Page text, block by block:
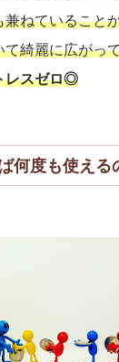
兼ねていること
て綺麗に広がっ
レスゼロ◎
何度も使える